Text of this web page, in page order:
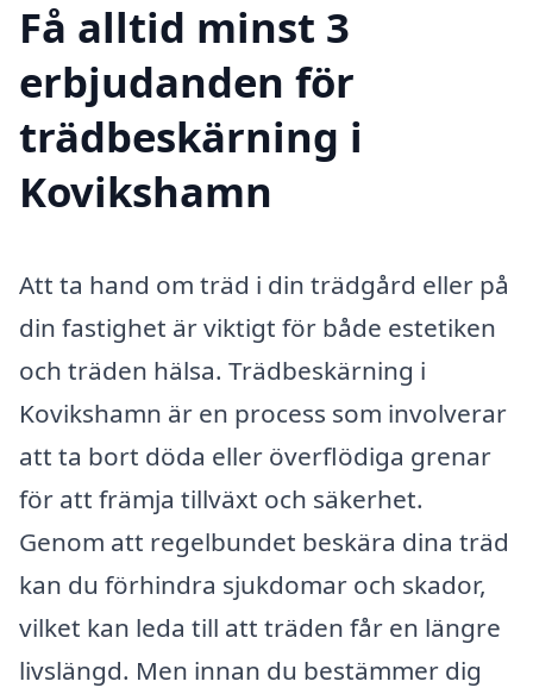
Få alltid minst 3
erbjudanden för
trädbeskärning i
Kovikshamn
Att ta hand om träd i din trädgård eller på
din fastighet är viktigt för både estetiken
och träden hälsa. Trädbeskärning i
Kovikshamn är en process som involverar
att ta bort döda eller överflödiga grenar
för att främja tillväxt och säkerhet.
Genom att regelbundet beskära dina träd
kan du förhindra sjukdomar och skador,
vilket kan leda till att träden får en längre
livslängd. Men innan du bestämmer dig